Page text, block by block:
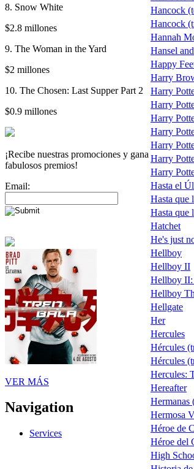
8. Snow White
$2.8 millones
9. The Woman in the Yard
$2 millones
10. The Chosen: Last Supper Part 2
$0.9 millones
¡Recibe nuestras promociones y gana
fabulosos premios!
Email:
VER MÁS
Navigation
Services
Hancock
Hancock
Hannah
Hansel
Happy
Harry
Harry
Harry
Harry
Harry
Harry
Harry
Harry
Hasta el
Hasta que
Hasta que
Hatchet
He's just
Hellboy
Hellboy II
Hellboy II:
Hellboy
Hellgate
Her
Hercules
Hércules
Hércules
Hercules:
Hereafter
Hermanas
Hermosa
Héroe de
Héroe del
High